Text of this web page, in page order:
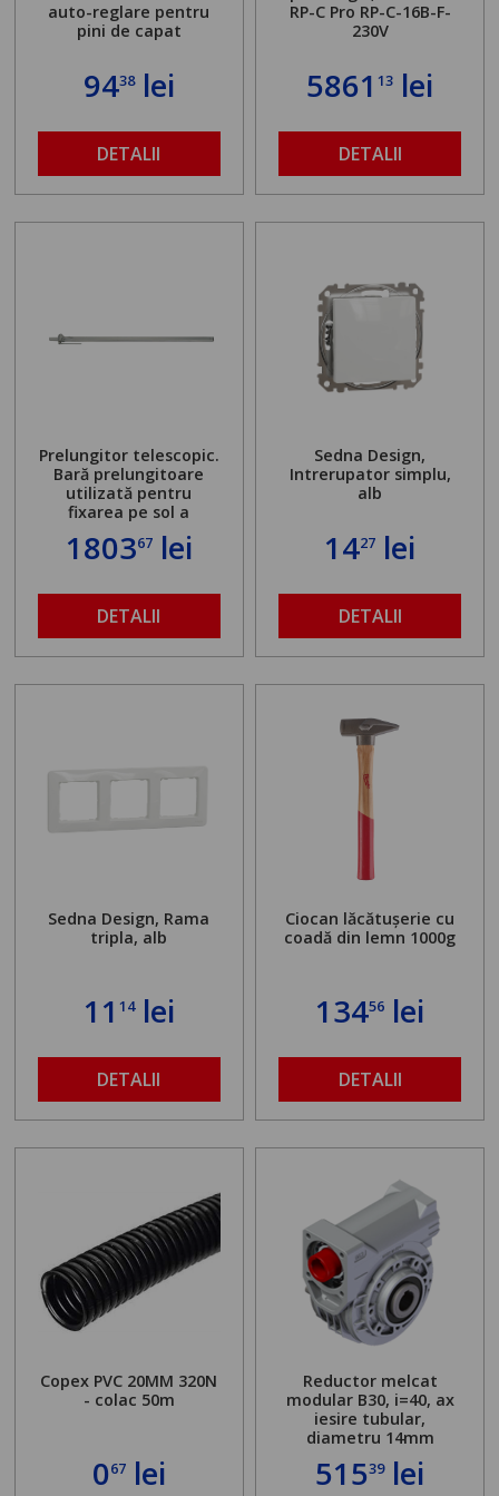
auto-reglare pentru
pini de capat
9438lei
DETALII
RP-C Pro RP-C-16B-F-
230V
586113 lei
DETALII
Prelungitor telescopic.
Bară prelungitoare
utilizată pentru
fixarea pe sol a
standului mașinii de
găurit în locul
maximă admisă de 500
kg și înălțime reglabilă
de la 1,8 la 2,9 m
180367lei
DETALII
Sedna Design,
Intrerupator simplu,
alb
1427 lei
DETALII
Sedna Design, Rama
tripla, alb
11 14lei
DETALII
Ciocan lăcătușerie cu
coadă din lemn 1000g
13456 lei
DETALII
Copex PVC 20MM 320N
- colac 50m
067lei
Reductor melcat
modular B30, i=40, ax
iesire tubular,
diametru 14mm
51539lei